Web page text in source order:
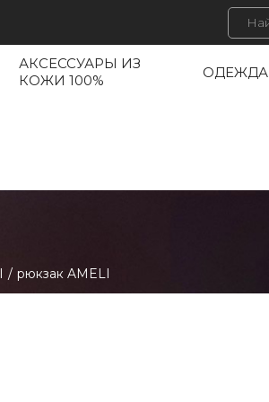
АКСЕССУАРЫ ИЗ
КОЖИ 100%
ОДЕЖДА
/ рюкзак AMELI